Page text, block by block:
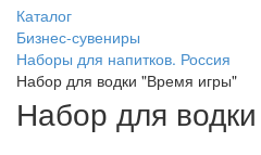
Каталог
Бизнес-сувениры
Наборы для напитков. Россия
Набор для водки "Время игры"
Набор для